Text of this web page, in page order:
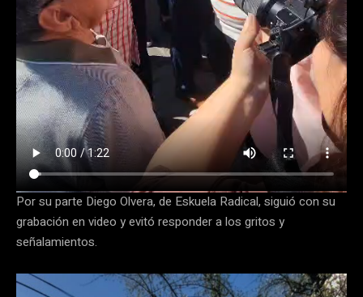
Por su parte Diego Olvera, de Eskuela Radical, siguió con su
grabación en video y evitó responder a los gritos y
señalamientos.